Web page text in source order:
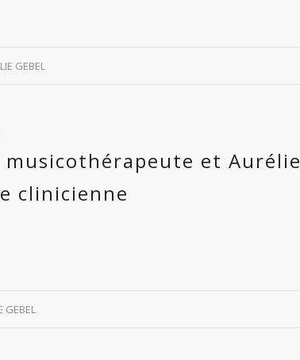
GEBEL
musicothérapeute et Aurélie
clinicienne
GEBEL